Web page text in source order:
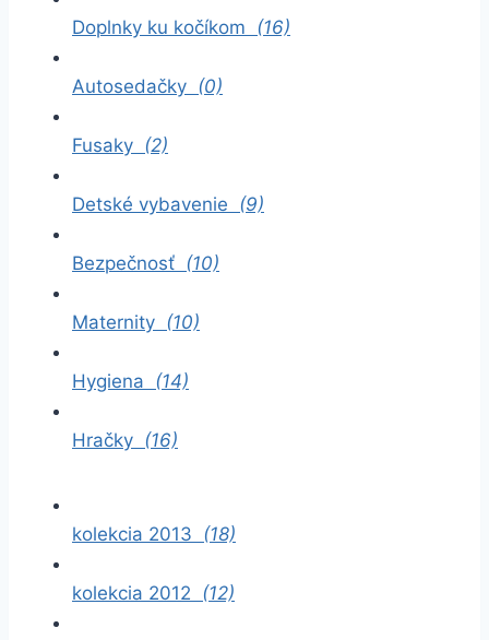
Doplnky ku kočíkom (16)
Autosedačky (0)
Fusaky (2)
Detské vybavenie (9)
Bezpečnosť (10)
Maternity (10)
Hygiena (14)
Hračky (16)
kolekcia 2013 (18)
kolekcia 2012 (12)